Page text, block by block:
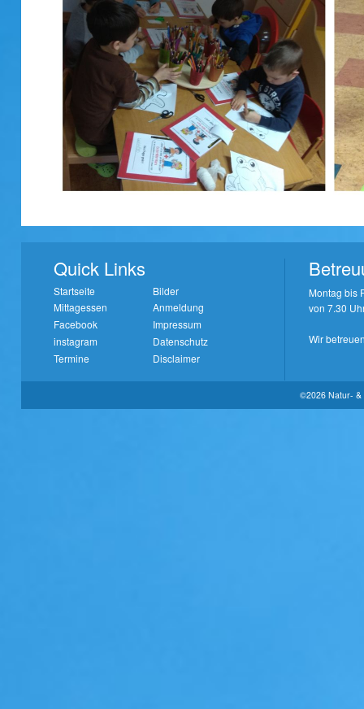
Quick Links
Startseite
Bilder
Mittagessen
Anmeldung
Facebook
Impressum
instagram
Datenschutz
Termine
Disclaimer
Montag bis
von 7.30
Wir
©2026 Natur- &